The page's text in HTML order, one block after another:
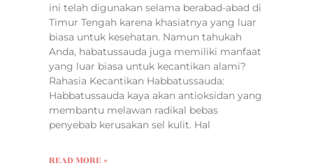
ini telah digunakan selama berabad-abad di
Timur Tengah karena khasiatnya yang luar
biasa untuk kesehatan. Namun tahukah
Anda, habatussauda juga memiliki manfaat
yang luar biasa untuk kecantikan alami?
Rahasia Kecantikan Habbatussauda:
Habbatussauda kaya akan antioksidan yang
membantu melawan radikal bebas
penyebab kerusakan sel kulit. Hal
READ MORE »